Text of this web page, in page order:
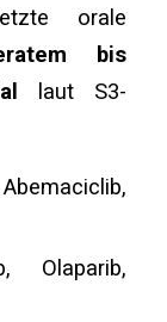
orale
bis
laut S3-
Olaparib,